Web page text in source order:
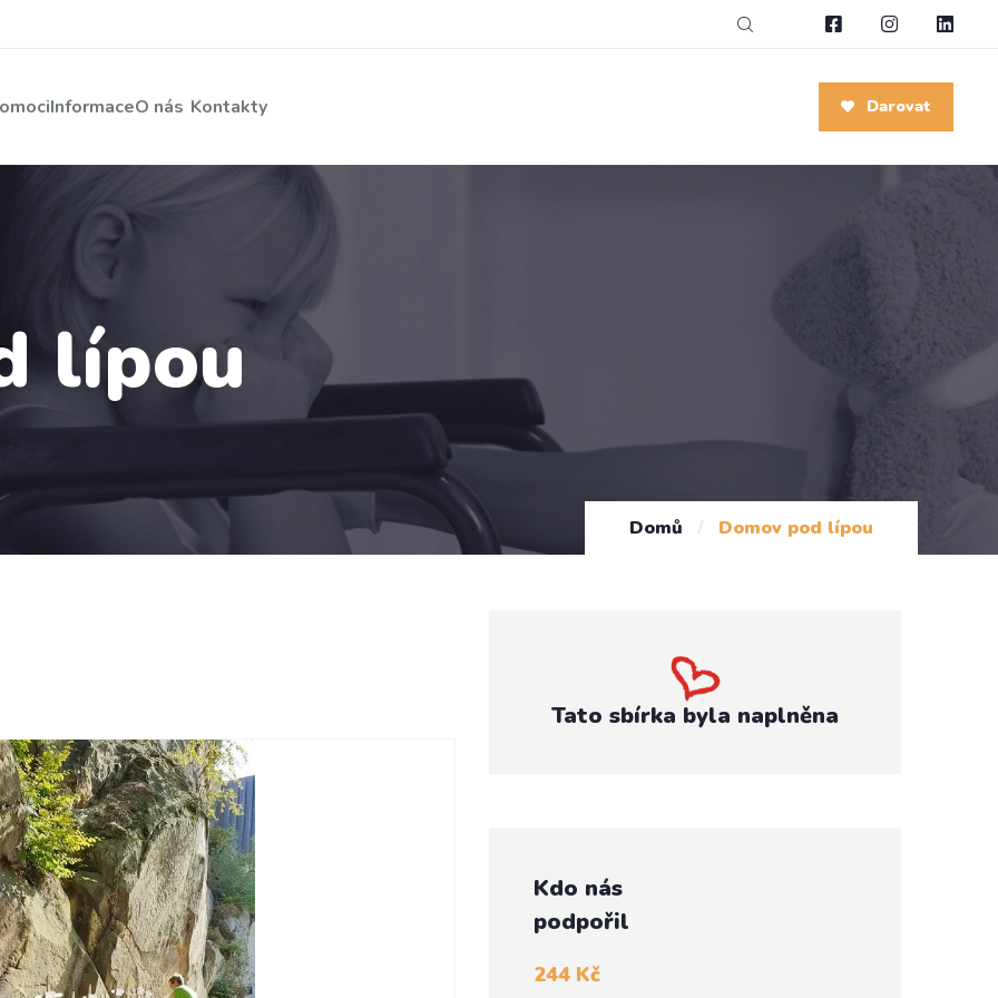
InformaceO nás Kontakty Darovat
lípou
Domů / Domov pod lípou
Tato sbírka byla naplněna
Kdo nás
podpořil
244 Kč